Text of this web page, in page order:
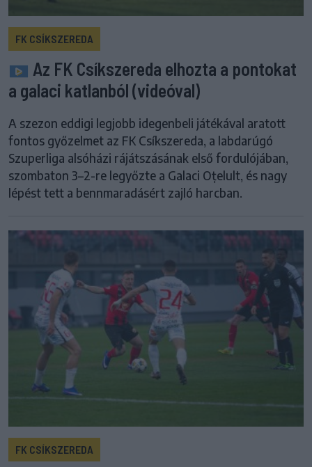
FK CSÍKSZEREDA
Az FK Csíkszereda elhozta a pontokat
a galaci katlanból (videóval)
A szezon eddigi legjobb idegenbeli játékával aratott
fontos győzelmet az FK Csíkszereda, a labdarúgó
Szuperliga alsóházi rájátszásának első fordulójában,
szombaton 3–2-re legyőzte a Galaci Oțelult, és nagy
lépést tett a bennmaradásért zajló harcban.
FK CSÍKSZEREDA